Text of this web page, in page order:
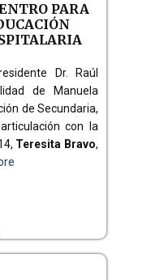
PARA
Dr. Raúl
de Manuela
de Secundaria,
con la
Teresita Bravo,